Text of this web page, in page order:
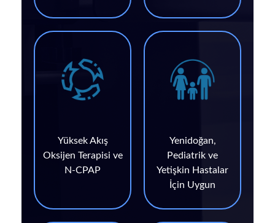
Yüksek Akış
Oksijen Terapisi ve
N‑CPAP
Yenidoğan,
Pediatrik ve
Yetişkin Hastalar
İçin Uygun